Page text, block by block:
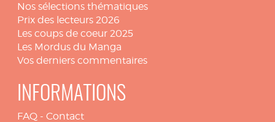
Nos sélections thématiques
Prix des lecteurs 2026
Les coups de coeur 2025
Les Mordus du Manga
Vos derniers commentaires
INFORMATIONS
FAQ - Contact